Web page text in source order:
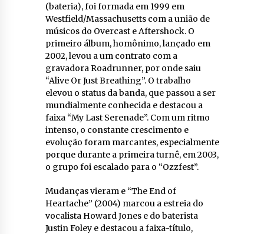
(bateria), foi formada em 1999 em
Westfield/Massachusetts com a união de
músicos do Overcast e Aftershock. O
primeiro álbum, homônimo, lançado em
2002, levou a um contrato com a
gravadora Roadrunner, por onde saiu
“Alive Or Just Breathing”. O trabalho
elevou o status da banda, que passou a ser
mundialmente conhecida e destacou a
faixa “My Last Serenade”. Com um ritmo
intenso, o constante crescimento e
evolução foram marcantes, especialmente
porque durante a primeira turnê, em 2003,
o grupo foi escalado para o “Ozzfest”.
Mudanças vieram e “The End of
Heartache” (2004) marcou a estreia do
vocalista Howard Jones e do baterista
Justin Foley e destacou a faixa-título,